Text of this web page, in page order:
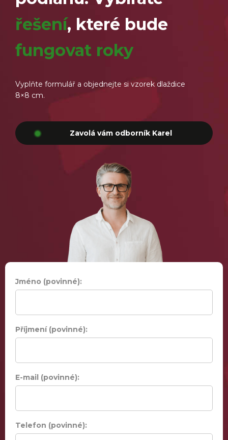
řešení, které bude
fungovat roky
Vyplňte formulář a objednejte si vzorek dlaždice
8×8 cm.
Zavolá vám odborník Karel
Jméno (povinné):
Příjmení (povinné):
E-mail (povinné):
Telefon (povinné):